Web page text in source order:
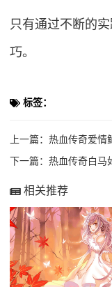
只有通过不断的
巧。
标签：
上一篇： 热血传奇爱情鲜花哪
下一篇： 热血传奇白马如何升
相关推荐